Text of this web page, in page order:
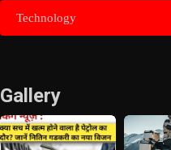
Technology
Gallery